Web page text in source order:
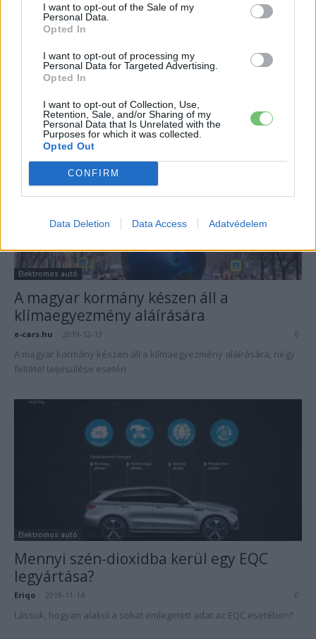
I want to opt-out of the Sale of my
Personal Data.
Opted In
I want to opt-out of processing my
Personal Data for Targeted Advertising.
Opted In
I want to opt-out of Collection, Use,
Retention, Sale, and/or Sharing of my
Personal Data that Is Unrelated with the
Purposes for which it was collected.
Opted Out
CONFIRM
Data Deletion Data Access Adatvédelem
Tanulmány bizonyítja, hogy az e-autó a
tisztább
2020-09-02
Az eindhoveni egyetem új tanulmánya alapján egy Tesla Model 3
korábban hitték.
Elektromos autó
A magyar kormány készen áll a
klímaegyezmény aláírására
e-cars.hu 2019-12-13 0
A magyar kormány készen áll a klímaegyezmény aláírására, négy
feltétel teljesülése esetén
Elektromos autó
Mennyi szén-dioxidba kerül egy EQC
legyártása?
Eriqo 2019-11-14 0
Lássuk, hogyan alakul a sokat emlegetett adat az EQC esetében?